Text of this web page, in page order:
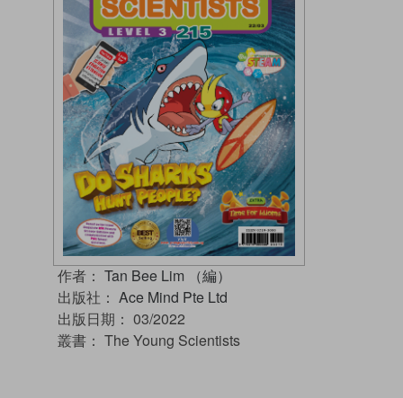
作者： Tan Bee Lim （編）
出版社： Ace Mind Pte Ltd
出版日期： 03/2022
叢書： The Young Scientists